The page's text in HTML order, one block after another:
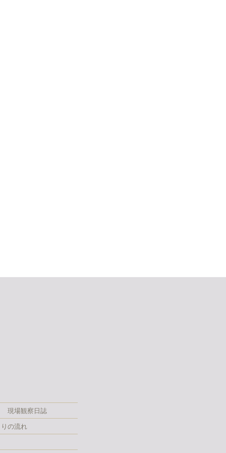
現場観察日誌
の流れ